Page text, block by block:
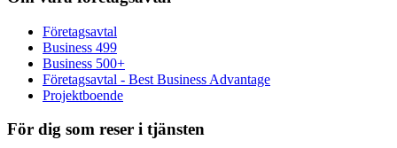
Företagsavtal
Business 499
Business 500+
Företagsavtal - Best Business Advantage
Projektboende
För dig som reser i tjänsten